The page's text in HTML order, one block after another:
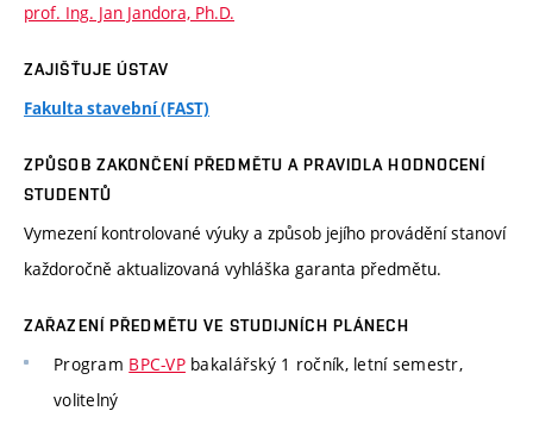
prof. Ing. Jan Jandora, Ph.D.
ZAJIŠŤUJE ÚSTAV
Fakulta stavební (FAST)
ZPŮSOB ZAKONČENÍ PŘEDMĚTU A PRAVIDLA HODNOCENÍ
STUDENTŮ
Vymezení kontrolované výuky a způsob jejího provádění stanoví
každoročně aktualizovaná vyhláška garanta předmětu.
ZAŘAZENÍ PŘEDMĚTU VE STUDIJNÍCH PLÁNECH
Program BPC-VPbakalářský 1 ročník, letní semestr,
volitelný